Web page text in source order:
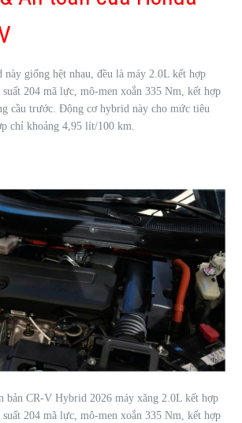
giống hệt nhau, đều là máy 2.0L kết hợp
204 mã lực, mô-men xoắn 335 Nm, kết hợp
cầu trước. Động cơ hybrid này cho mức tiêu
chỉ khoảng 4,95 lít/100 km.
bản CR-V Hybrid 2026 máy xăng 2.0L kết hợp
204 mã lực, mô-men xoắn 335 Nm, kết hợp